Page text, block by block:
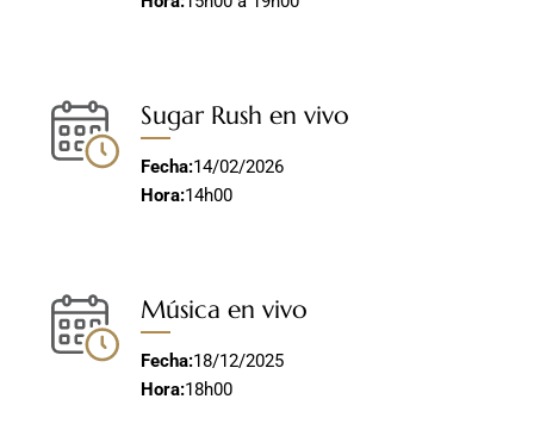
Sugar Rush en vivo
Fecha:14/02/2026
Hora:14h00
Música en vivo
Fecha:18/12/2025
Hora:18h00